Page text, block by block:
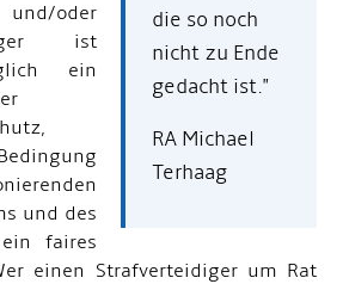
die so noch
nicht zu Ende
gedacht ist."
RA Michael
Terhaag
oder
ist
ein
und des
faires
einen Strafverteidiger um Rat